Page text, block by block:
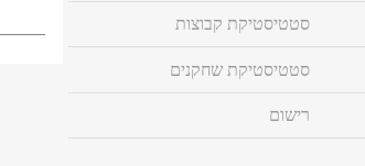
סטטיסטיקת קבוצות
סטטיסטיקת שחקנים
רישום